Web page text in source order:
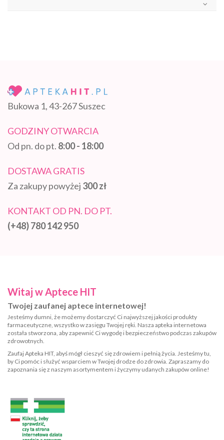
Bukowa 1, 43-267 Suszec
GODZINY OTWARCIA
Od pn. do pt. 8:00 - 18:00
DOSTAWA GRATIS
Za zakupy powyżej 300 zł
KONTAKT OD PN. DO PT.
(+48) 780 142 950
Witaj w Aptece HIT
Twojej zaufanej aptece internetowej!
Jesteśmy dumni, że możemy dostarczyć Ci najwyższej jakości produkty
farmaceutyczne, wszystko w zasięgu Twojej ręki. Nasza apteka internetowa
została stworzona, aby zapewnić Ci wygodę i bezpieczeństwo podczas zakupów
zdrowotnych.
Zaufaj Apteka HIT, abyś mógł cieszyć się zdrowiem i pełnią życia. Jesteśmy tu,
by Ci pomóc i służyć wsparciem w Twojej drodze do zdrowia. Zapraszamy do
zapoznania się z naszym asortymentem i życzymy udanych zakupów online!